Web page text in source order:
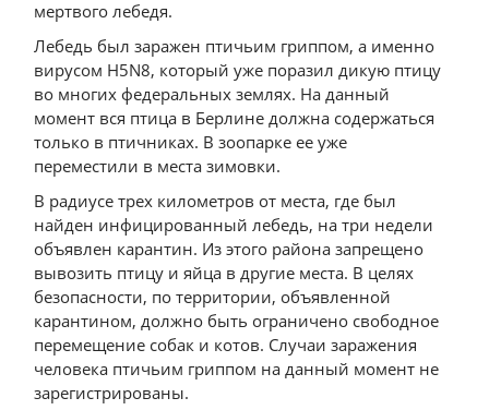
мертвого лебедя.
Лебедь был заражен птичьим гриппом, а именно
вирусом H5N8, который уже поразил дикую птицу
во многих федеральных землях. На данный
момент вся птица в Берлине должна содержаться
только в птичниках. В зоопарке ее уже
переместили в места зимовки.
В радиусе трех километров от места, где был
найден инфицированный лебедь, на три недели
объявлен карантин. Из этого района запрещено
вывозить птицу и яйца в другие места. В целях
безопасности, по территории, объявленной
карантином, должно быть ограничено свободное
перемещение собак и котов. Случаи заражения
человека птичьим гриппом на данный момент не
зарегистрированы.